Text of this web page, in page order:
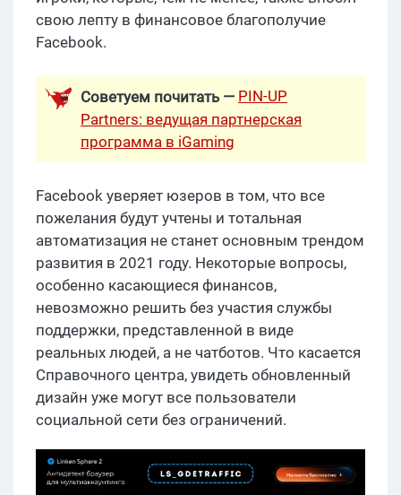
свою лепту в финансовое благополучие
Facebook.
Советуем почитать — PIN-UP
Partners: ведущая партнерская
программа в iGaming
Facebook уверяет юзеров в том, что все
пожелания будут учтены и тотальная
автоматизация не станет основным трендом
развития в 2021 году. Некоторые вопросы,
особенно касающиеся финансов,
невозможно решить без участия службы
поддержки, представленной в виде
реальных людей, а не чатботов. Что касается
Справочного центра, увидеть обновленный
дизайн уже могут все пользователи
социальной сети без ограничений.